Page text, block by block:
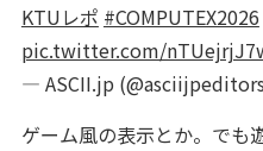
KTUレポ #COMPUTEX2026
pic.twitter.com/
— ASCII.jp
ゲーム風の表示とか。でも